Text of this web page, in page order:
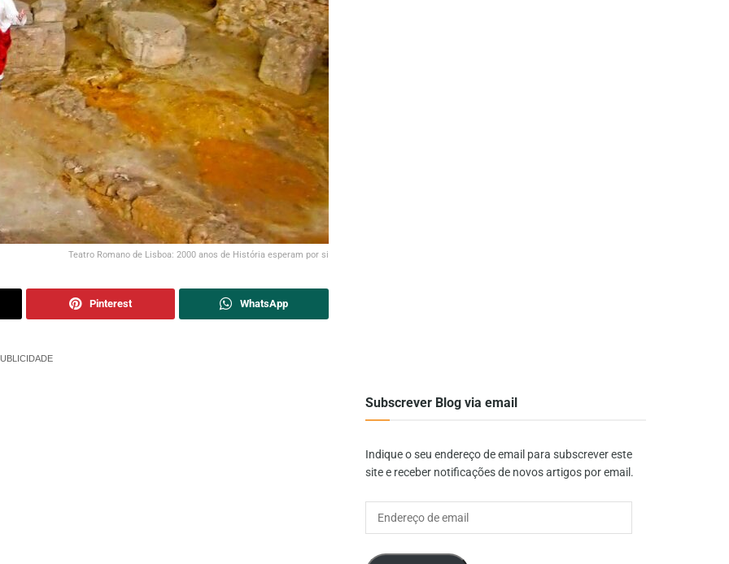
Teatro Romano de Lisboa: 2000 anos de História esperam por si
Pinterest WhatsApp
Subscrever Blog via email
Indique o seu endereço de email para subscrever este
site e receber notificações de novos artigos por email.